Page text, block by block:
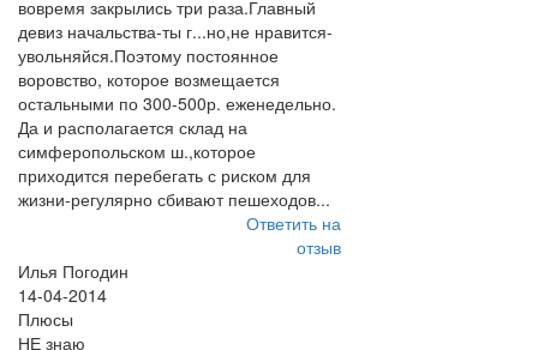
вовремя закрылись три раза.Главный
девиз начальства-ты г...но,не нравится-
увольняйся.Поэтому постоянное
воровство, которое возмещается
остальными по 300-500р. еженедельно.
Да и располагается склад на
симферопольском ш.,которое
приходится перебегать с риском для
жизни-регулярно сбивают пешеходов...
Ответить на
отзыв
Илья Погодин
14-04-2014
Плюсы
НЕ знаю